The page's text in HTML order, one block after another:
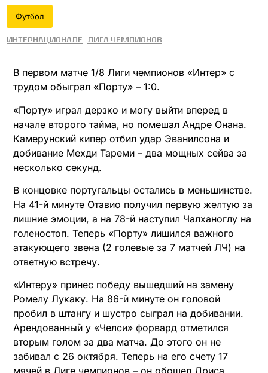
Футбол
Интернационале Лига чемпионов
В первом матче 1/8 Лиги чемпионов «Интер» с
трудом обыграл «Порту» – 1:0.
«Порту» играл дерзко и могу выйти вперед в
начале второго тайма, но помешал Андре Онана.
Камерунский кипер отбил удар Эванилсона и
добивание Мехди Тареми – два мощных сейва за
несколько секунд.
В концовке португальцы остались в меньшинстве.
На 41-й минуте Отавио получил первую желтую за
лишние эмоции, а на 78-й наступил Чалханоглу на
голеностоп. Теперь «Порту» лишился важного
атакующего звена (2 голевые за 7 матчей ЛЧ) на
ответную встречу.
«Интеру» принес победу вышедший на замену
Ромелу Лукаку. На 86-й минуте он головой
пробил в штангу и шустро сыграл на добивании.
Арендованный у «Челси» форвард отметился
вторым голом за два матча. До этого он не
забивал с 26 октября. Теперь на его счету 17